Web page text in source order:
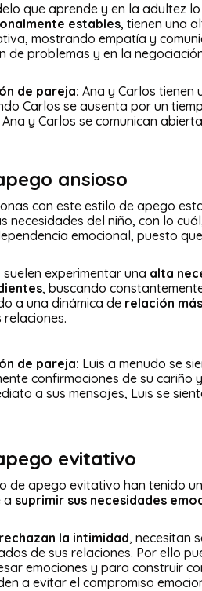
que aprende y en la adultez
estables, tienen una
mostrando empatía y
de problemas y en la
de pareja: Ana y Carlos tienen
Carlos se ausenta por un
y Carlos se comunican
ansioso
con este estilo de apego
necesidades del niño, con lo
emocional, puesto
suelen experimentar una alta
, buscando
a una dinámica de relación
de pareja: Luis a menudo se
confirmaciones de su
a sus mensajes, Luis se
evitativo
de apego evitativo han tenido
a suprimir sus necesidades
rechazan la intimidad, necesitan
de sus relaciones. Por ello
emociones y para construir
a evitar el compromiso